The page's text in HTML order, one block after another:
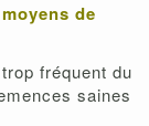
de
fréquent du
saines